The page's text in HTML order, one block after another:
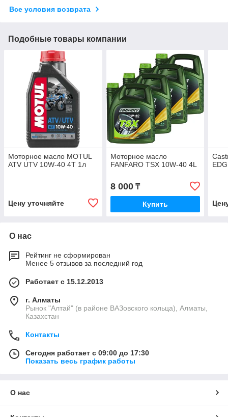
Все условия возврата
Подобные товары компании
Моторное масло MOTUL
ATV UTV 10W-40 4T 1л
Цену уточняйте
Моторное масло
FANFARO TSX 10W-40 4L
8 000₸
Купить
О нас
Рейтинг не сформирован
Менее 5 отзывов за последний год
Работает с 15.12.2013
г. Алматы
Рынок "Алтай" (в районе ВАЗовского кольца), Алматы,
Казахстан
Контакты
Сегодня работает с 09:00 до 17:30
Показать весь график работы
О нас